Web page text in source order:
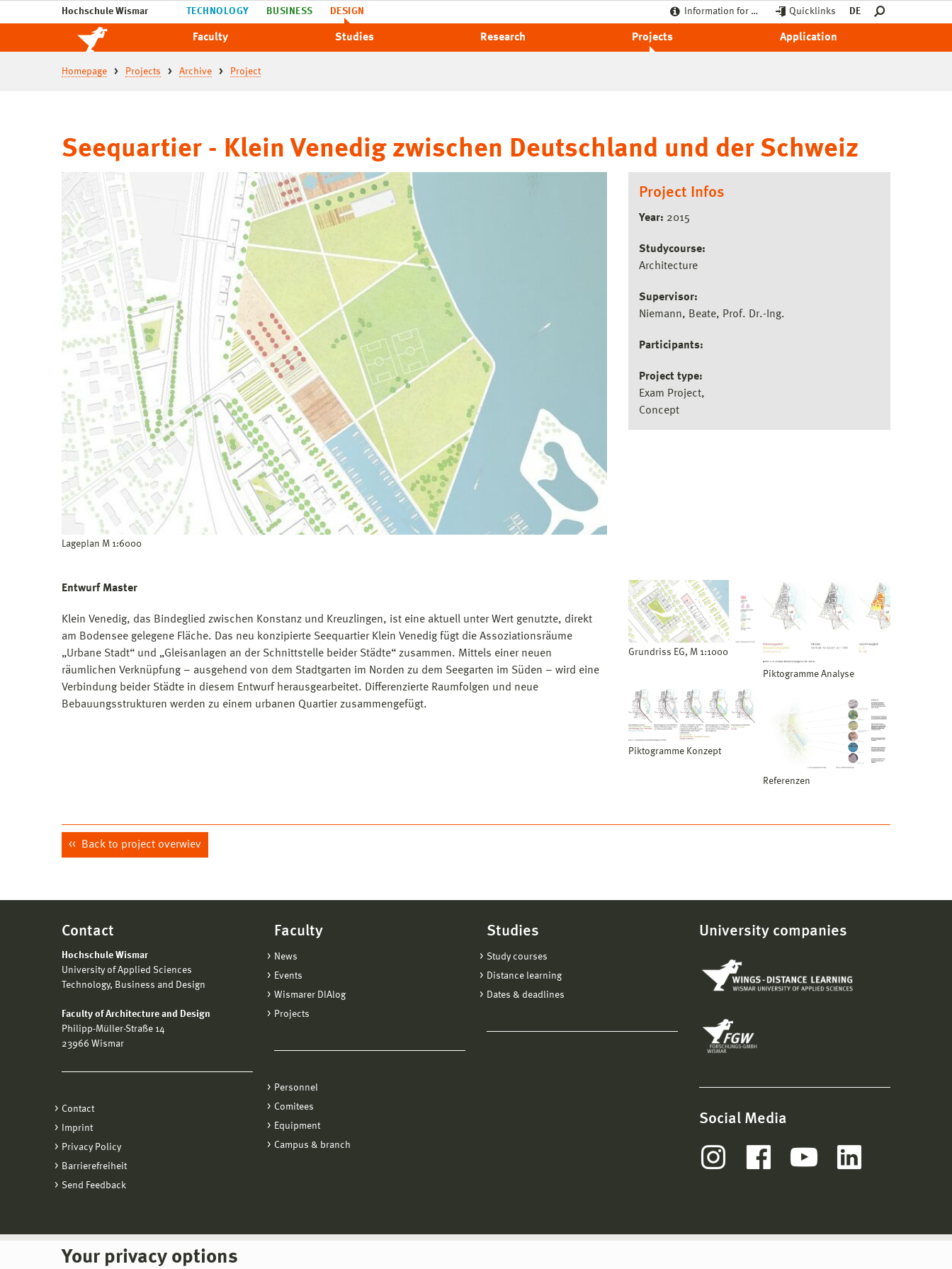
Hochschule Wismar TECHNOLOGY BUSINESS DESIGN Information for … Quicklinks DE
Faculty Studies Research Projects Application
Homepage Projects Archive Project
Your privacy options
Seequartier - Klein Venedig zwischen Deutschland und der Schweiz
Lageplan M 1:6000
Project Infos
Year: 2015
Studycourse:
Architecture
Supervisor:
Niemann, Beate, Prof. Dr.-Ing.
Participants:
Project type:
Exam Project
Concept
Entwurf Master
Klein Venedig, das Bindeglied zwischen Konstanz und Kreuzlingen, ist eine aktuell unter Wert genutzte, direkt
am Bodensee gelegene Fläche. Das neu konzipierte Seequartier Klein Venedig fügt die Assoziationsräume
„Urbane Stadt“ und „Gleisanlagen an der Schnittstelle beider Städte“ zusammen. Mittels einer neuen
räumlichen Verknüpfung – ausgehend von dem Stadtgarten im Norden zu dem Seegarten im Süden – wird eine
Verbindung beider Städte in diesem Entwurf herausgearbeitet. Differenzierte Raumfolgen und neue
Bebauungsstrukturen werden zu einem urbanen Quartier zusammengefügt.
Grundriss EG, M 1:1000
Piktogramme Analyse
Piktogramme Konzept
Referenzen
Back to project overwiev
Contact
Hochschule Wismar
University of Applied Sciences
Technology, Business and Design
Faculty of Architecture and Design
Philipp-Müller-Straße 14
23966 Wismar
Contact
Imprint
Privacy Policy
Barrierefreiheit
Send Feedback
Faculty
News
Events
Wismarer DIAlog
Projects
Personnel
Comitees
Equipment
Campus & branch
Studies
Study courses
Distance learning
Dates & deadlines
University companies
Social Media